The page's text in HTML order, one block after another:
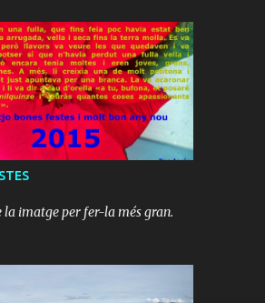
ha res millor? És ideal per a
terratrèmols.
la imatge per fer-la més gran.